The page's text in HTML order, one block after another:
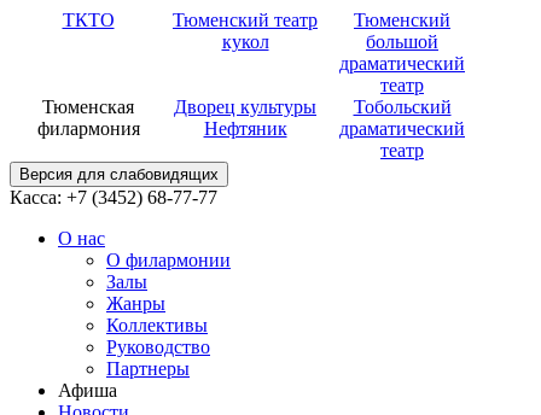
ТКТО
Тюменский театр
кукол
Тюменский
большой
драматический
театр
Тюменская
филармония
Дворец культуры
Нефтяник
Тобольский
драматический
театр
Версия для слабовидящих
Касса: +7 (3452) 68-77-77
О нас
О филармонии
Залы
Жанры
Коллективы
Руководство
Партнеры
Афиша